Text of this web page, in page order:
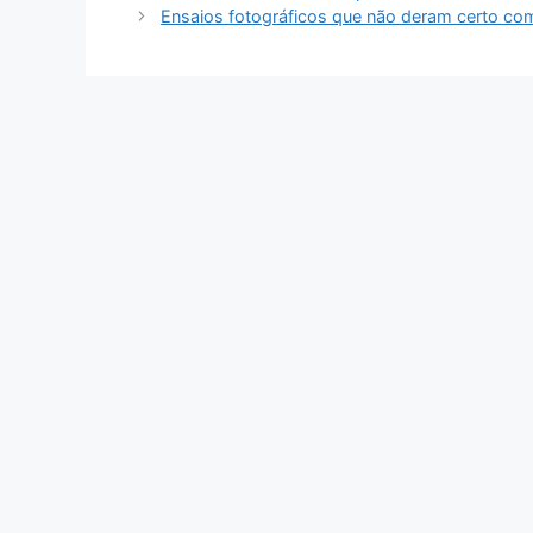
Ensaios fotográficos que não deram certo